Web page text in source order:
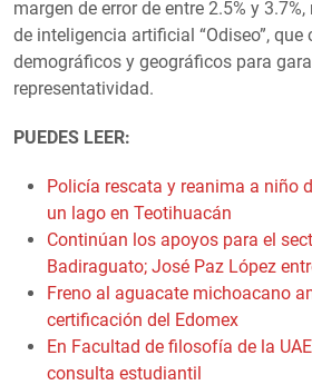
margen de error de entre 2.5% y
de inteligencia artificial “Odiseo”,
demográficos y geográficos para
representatividad.
PUEDES LEER:
Policía rescata y reanima a niño
un lago en Teotihuacán
Continúan los apoyos para el
Badiraguato; José Paz López
Freno al aguacate michoacano
certificación del Edomex
En Facultad de filosofía de la
consulta estudiantil